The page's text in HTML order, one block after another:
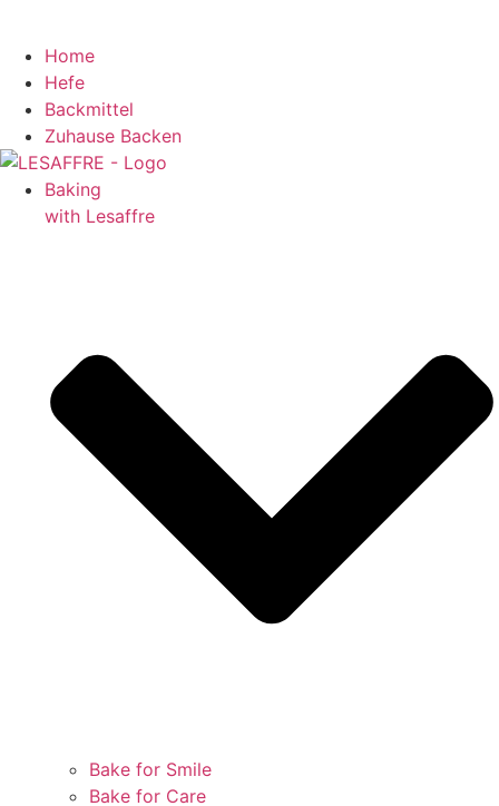
Home
Hefe
Backmittel
Zuhause Backen
Baking
with Lesaffre
Bake for Smile
Bake for Care